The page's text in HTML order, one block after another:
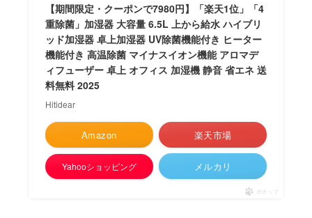
【期間限定・クーポンで7980円】「楽天1位」「4
重除菌」加湿器 大容量 6.5L 上から給水 ハイブリ
ッド加湿器 卓上加湿器 UV除菌機能付き ヒーター
機能付き 高温除菌 マイナスイオン機能 アロマデ
ィフューザー 卓上 オフィス 加湿機 静音 省エネ 送
料無料 2025
Hitidear
Amazon 楽天市場
Yahooショッピング メルカリ
ポチップ